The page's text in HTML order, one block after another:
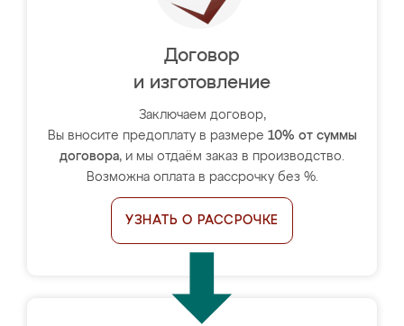
Договор
и изготовление
Заключаем договор,
Вы вносите предоплату в размере 10% от суммы
договора, и мы отдаём заказ в производство.
Возможна оплата в рассрочку без %.
УЗНАТЬ О РАССРОЧКЕ